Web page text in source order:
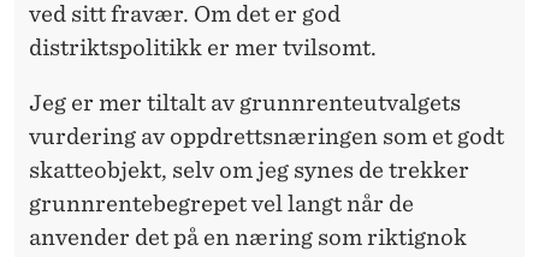
ved sitt fravær. Om det er god
distriktspolitikk er mer tvilsomt.
Jeg er mer tiltalt av grunnrenteutvalgets
vurdering av oppdrettsnæringen som et godt
skatteobjekt, selv om jeg synes de trekker
grunnrentebegrepet vel langt når de
anvender det på en næring som riktignok